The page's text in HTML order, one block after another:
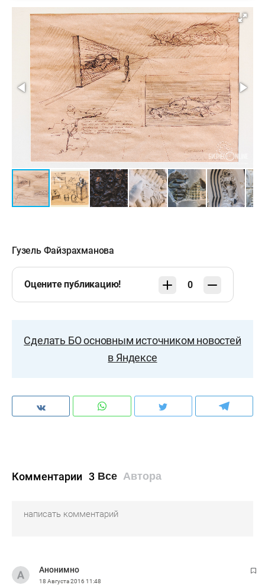
Гузель Файзрахманова
Оцените публикацию! 0
Сделать БО основным источником новостей
в Яндексе
Комментарии 3 Все Автора
Анонимно
18 Августа 2016 11:48